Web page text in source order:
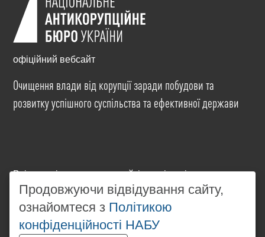
офіційний вебсайт
Очищення влади від корупції заради побудови та
розвитку успішного суспільства та ефективної держави
Всі матеріали на цьому сайті розміщені на умовах
ліцензіїCreative Commons Attribution-NonCommercial-
NoDerivatives 4.0 International. Використання будь-
яких матеріалів, розміщених на сайті, дозволяється
за умови посилання наwww.nabu.gov.ua
Продовжуючи відвідування сайту,
ознайомтеся з Політикою
конфіденційності НАБУ